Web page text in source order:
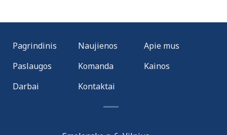
Pagrindinis Naujienos
Apie mus
Paslaugos
Komanda
Kainos
Darbai
Kontaktai